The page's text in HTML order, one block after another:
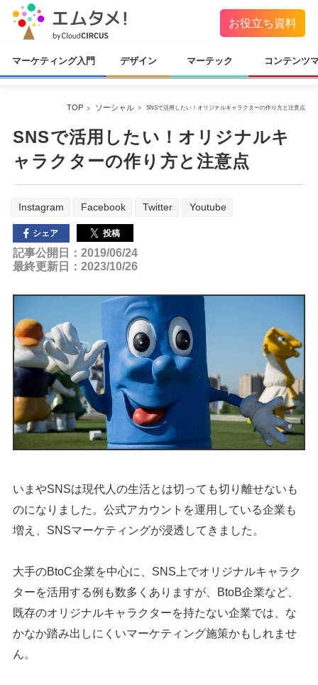
お役立ち資料
マーケティング入門 デザイン マーテック コンテンツ
TOP ソーシャル SNSで活用したい！オリジナルキャラクターの作り方と注意点
SNSで活用したい！オリジナルキ
ャラクターの作り方と注意点
Instagram Facebook Twitter Youtube
シェア 投稿
記事公開日：2019/06/24
最終更新日：2023/10/26
いまやSNSは現代人の生活とは切っても切り離せないも
のになりました。公式アカウントを運用している企業も
増え、SNSマーケティングが浸透してきました。
大手のBtoC企業を中心に、SNS上でオリジナルキャラク
ターを活用する例も数多くありますが、BtoB企業など、
既存のオリジナルキャラクターを持たない企業では、な
かなか踏み出しにくいマーケティング施策かもしれませ
ん。